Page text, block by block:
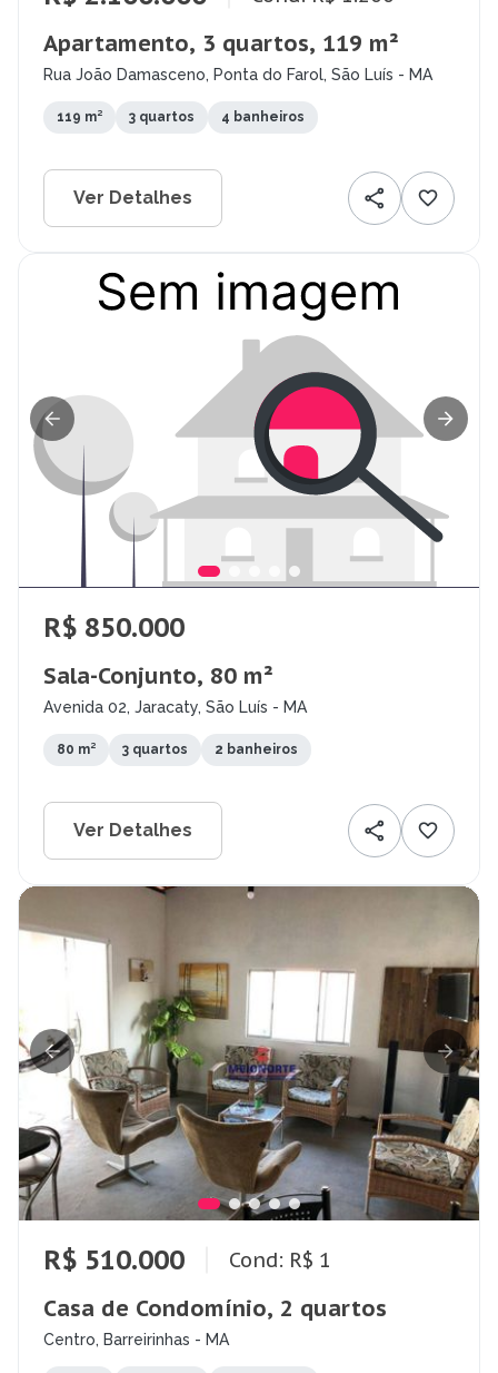
Apartamento, 3 quartos, 119 m²
Rua João Damasceno, Ponta do Farol, São Luís - MA
119 m² 3 quartos 4 banheiros
Ver Detalhes
R$ 850.000
Sala-Conjunto, 80 m²
Avenida 02, Jaracaty, São Luís - MA
80 m² 3 quartos 2 banheiros
Ver Detalhes
R$ 510.000 Cond: R$ 1
Casa de Condomínio, 2 quartos
Centro, Barreirinhas - MA